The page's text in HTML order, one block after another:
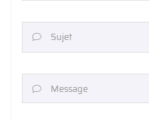
 Sujet
 Message